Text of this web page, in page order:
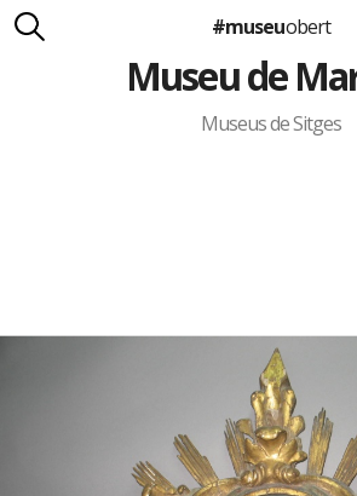
Suma't a la
Carlota Royo
Francesca Barcellona
#museuobert
Museu de
Museus de Sitges